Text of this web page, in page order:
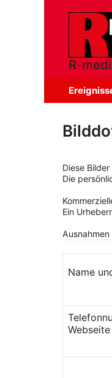
R-
Diese
Die
Ein
Name